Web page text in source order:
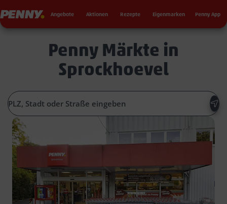
Penny Angebote Aktionen Rezepte Eigenmarken Penny App
Penny Märkte in
Sprockhoevel